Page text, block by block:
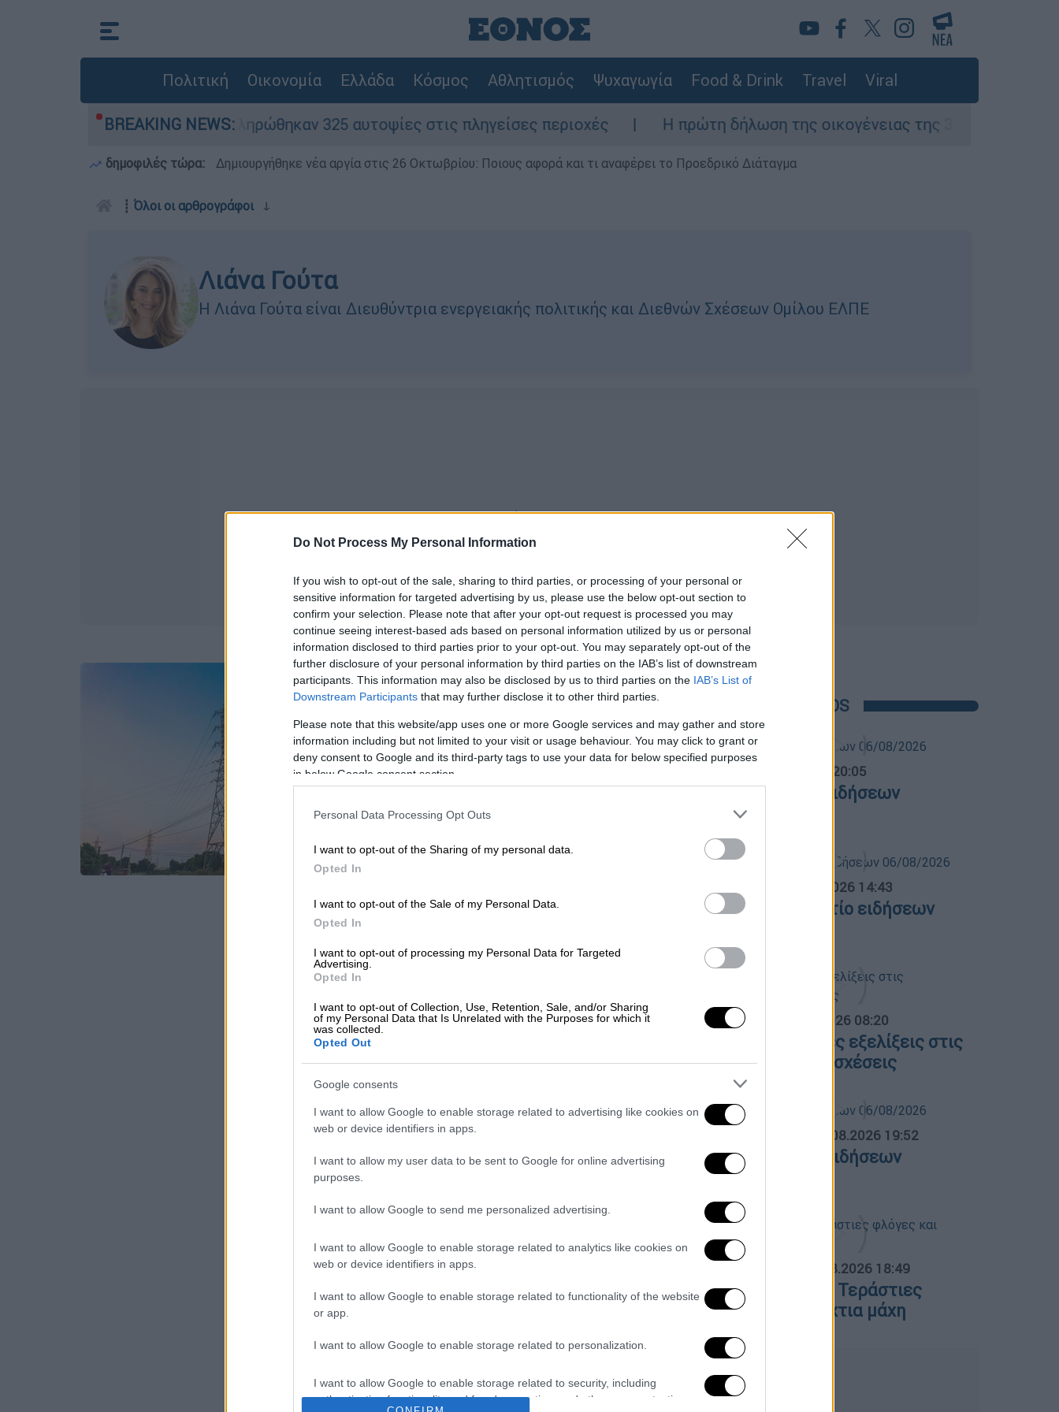
Do Not Process My Personal Information
If you wish to opt-out of the sale, sharing to third parties, or processing of your personal or
sensitive information for targeted advertising by us, please use the below opt-out section to
confirm your selection. Please note that after your opt-out request is processed you may
continue seeing interest-based ads based on personal information utilized by us or personal
information disclosed to third parties prior to your opt-out. You may separately opt-out of the
further disclosure of your personal information by third parties on the IAB’s list of downstream
participants. This information may also be disclosed by us to third parties on the IAB’s List of
Downstream Participants that may further disclose it to other third parties.
Please note that this website/app uses one or more Google services and may gather and store
information including but not limited to your visit or usage behaviour. You may click to grant or
deny consent to Google and its third-party tags to use your data for below specified purposes
in below Google consent section.
Personal Data Processing Opt Outs
I want to opt-out of the Sharing of my personal data.
Opted In
I want to opt-out of the Sale of my Personal Data.
Opted In
I want to opt-out of processing my Personal Data for Targeted
Advertising.
Opted In
I want to opt-out of Collection, Use, Retention, Sale, and/or Sharing
of my Personal Data that Is Unrelated with the Purposes for which it
was collected.
Opted Out
Google consents
I want to allow Google to enable storage related to advertising like cookies on
web or device identifiers in apps.
I want to allow my user data to be sent to Google for online advertising
purposes.
I want to allow Google to send me personalized advertising.
I want to allow Google to enable storage related to analytics like cookies on
web or device identifiers in apps.
I want to allow Google to enable storage related to functionality of the website
or app.
I want to allow Google to enable storage related to personalization.
I want to allow Google to enable storage related to security, including
authentication functionality and fraud prevention, and other user protection.
Πολιτική Οικονομία Ελλάδα Κόσμος Αθλητισμός Ψυχαγωγία Food & Drink Travel Viral
BREAKING NEWS:
«κόκκινα» - Ολοκληρώθηκαν 325 αυτοψίες στις πληγείσες περιοχές Η πρώτη δήλωση της οικογένειας της 38χρονης Βρετανίδας
δημοφιλές τώρα: Δημιουργήθηκε νέα αργία στις 26 Οκτωβρίου: Ποιους αφορά και τι αναφέρει το Προεδρικό Διάταγμα
┋ Όλοι οι αρθρογράφοιↆ
Λιάνα Γούτα
Η Λιάνα Γούτα είναι Διευθύντρια ενεργειακής πολιτικής και Διεθνών Σχέσεων Ομίλου ΕΛΠΕ
Απόψεις|27.05.2022 15:12
Καύσιμα από νερό και
Grand Prix και ο οραματικός
Δήμαρχος…
Αν ρωτούσαμε σήμερα έναν μέσο
πράσινες τεχνολογίες για τις οδικές
αυθόρμητη απάντηση που θα
ηλεκτρικά αυτοκίνητα.
POPULAR VIDEOS
06.08.2026 20:05
Κεντρικό δελτίο ειδήσεων
06/08/2026
06.08.2026 14:43
Μεσημεριανό δελτίο ειδήσεων
Ώρα Ελλάδος... 06.08.2026 08:20
Όλες οι τελευταίες εξελίξεις στις
ελληνοτουρκικές σχέσεις
06.08.2026 19:52
Αθλητικό δελτίο ειδήσεων
06/08/2026
06.08.2026 18:49
Φωτιά στη Σκύρο: Τεράστιες
φλόγες και ολονύχτια μάχη